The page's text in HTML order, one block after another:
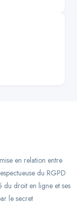
en relation entre
du RGPD
du droit en ligne et ses
le secret